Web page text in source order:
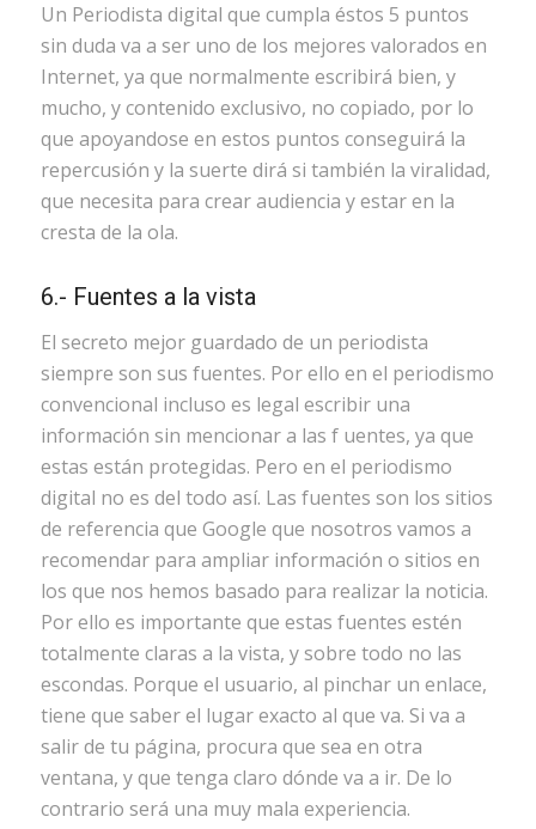
Un Periodista digital que cumpla éstos 5 puntos
sin duda va a ser uno de los mejores valorados en
Internet, ya que normalmente escribirá bien, y
mucho, y contenido exclusivo, no copiado, por lo
que apoyandose en estos puntos conseguirá la
repercusión y la suerte dirá si también la viralidad,
que necesita para crear audiencia y estar en la
cresta de la ola.
6.- Fuentes a la vista
El secreto mejor guardado de un periodista
siempre son sus fuentes. Por ello en el periodismo
convencional incluso es legal escribir una
información sin mencionar a las f uentes, ya que
estas están protegidas. Pero en el periodismo
digital no es del todo así. Las fuentes son los sitios
de referencia que Google que nosotros vamos a
recomendar para ampliar información o sitios en
los que nos hemos basado para realizar la noticia.
Por ello es importante que estas fuentes estén
totalmente claras a la vista, y sobre todo no las
escondas. Porque el usuario, al pinchar un enlace,
tiene que saber el lugar exacto al que va. Si va a
salir de tu página, procura que sea en otra
ventana, y que tenga claro dónde va a ir. De lo
contrario será una muy mala experiencia.